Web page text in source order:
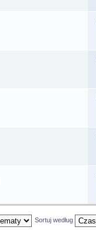
Sortuj według